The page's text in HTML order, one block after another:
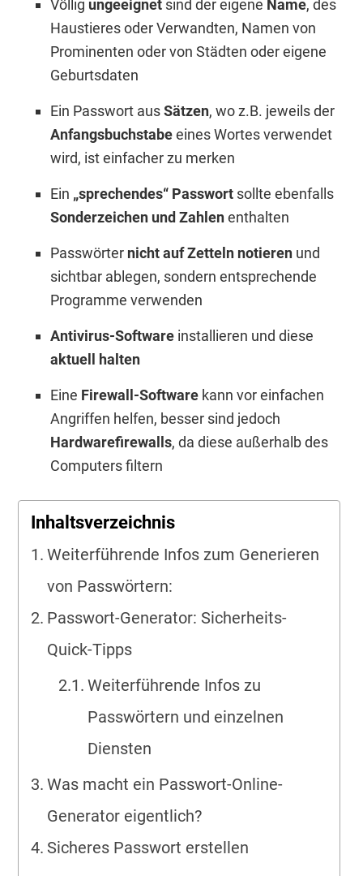
Völlig ungeeignet sind der eigene Name, des
Haustieres oder Verwandten, Namen von
Prominenten oder von Städten oder eigene
Geburtsdaten
Ein Passwort ausSätzen, wo z.B. jeweils der
Anfangsbuchstabeeines Wortes verwendet
wird, ist einfacher zu merken
Ein „sprechendes“ Passwort sollte ebenfalls
Sonderzeichen und Zahlenenthalten
Passwörter nicht auf Zetteln notieren und
sichtbar ablegen, sondern entsprechende
Programme verwenden
Antivirus-Software installieren und diese
aktuell halten
Eine Firewall-Software kann vor einfachen
Angriffen helfen, besser sind jedoch
Hardwarefirewalls, da diese außerhalb des
Computers filtern
Inhaltsverzeichnis
Weiterführende Infos zum Generieren
von Passwörtern:
Passwort-Generator: Sicherheits-
Quick-Tipps
Weiterführende Infos zu
Passwörtern und einzelnen
Diensten
Was macht ein Passwort-Online-
Generator eigentlich?
Sicheres Passwort erstellen